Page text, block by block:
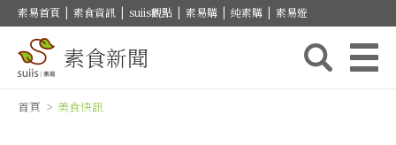
素易首頁 | 素食資訊 | suiis觀點 | 素易購 | 純素購 | 素易遊
素食新聞
首頁 > 美食快訊